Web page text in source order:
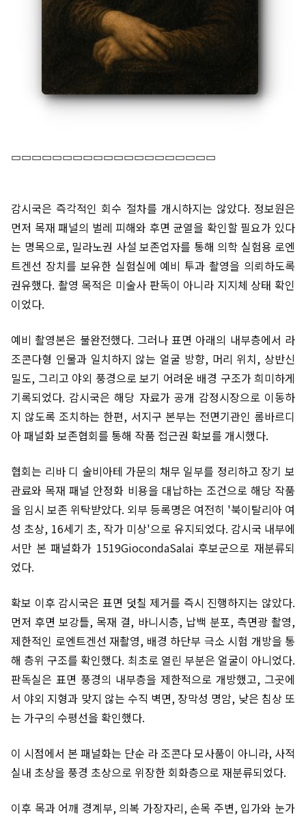
▭▭▭▭▭▭▭▭▭▭▭▭▭▭▭▭▭▭▭▭
감시국은 즉각적인 회수 절차를 개시하지는 않았다. 정보원은
먼저 목재 패널의 벌레 피해와 후면 균열을 확인할 필요가 있다
는 명목으로, 밀라노권 사설 보존업자를 통해 의학 실험용 로엔
트겐선 장치를 보유한 실험실에 예비 투과 촬영을 의뢰하도록
권유했다. 촬영 목적은 미술사 판독이 아니라 지지체 상태 확인
이었다.
예비 촬영본은 불완전했다. 그러나 표면 아래의 내부층에서 라
조콘다형 인물과 일치하지 않는 얼굴 방향, 머리 위치, 상반신
밀도, 그리고 야외 풍경으로 보기 어려운 배경 구조가 희미하게
기록되었다. 감시국은 해당 자료가 공개 감정시장으로 이동하
지 않도록 조치하는 한편, 서지구 본부는 전면기관인 롬바르디
아 패널화 보존협회를 통해 작품 접근권 확보를 개시했다.
협회는 리바 디 술비아테 가문의 채무 일부를 정리하고 장기 보
관료와 목재 패널 안정화 비용을 대납하는 조건으로 해당 작품
을 임시 보존 위탁받았다. 외부 등록명은 여전히 '북이탈리아 여
성 초상, 16세기 초, 작가 미상'으로 유지되었다. 감시국 내부에
서만 본 패널화가 1519GiocondaSalai 후보군으로 재분류되
었다.
확보 이후 감시국은 표면 덧칠 제거를 즉시 진행하지는 않았다.
먼저 후면 보강틀, 목재 결, 바니시층, 납백 분포, 측면광 촬영,
제한적인 로엔트겐선 재촬영, 배경 하단부 극소 시험 개방을 통
해 층위 구조를 확인했다. 최초로 열린 부분은 얼굴이 아니었다.
판독실은 표면 풍경의 내부층을 제한적으로 개방했고, 그곳에
서 야외 지형과 맞지 않는 수직 벽면, 장막성 명암, 낮은 침상 또
는 가구의 수평선을 확인했다.
이 시점에서 본 패널화는 단순 라 조콘다 모사품이 아니라, 사적
실내 초상을 풍경 초상으로 위장한 회화층으로 재분류되었다.
이후 목과 어깨 경계부, 의복 가장자리, 손목 주변, 입가와 눈가